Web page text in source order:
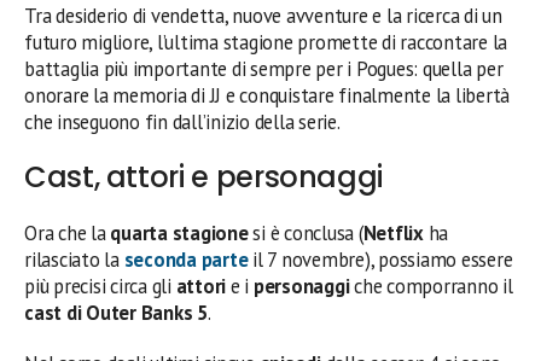
Tra desiderio di vendetta, nuove avventure e la ricerca di un
futuro migliore, l’ultima stagione promette di raccontare la
battaglia più importante di sempre per i Pogues: quella per
onorare la memoria di JJ e conquistare finalmente la libertà
che inseguono fin dall’inizio della serie.
Cast, attori e personaggi
Ora che laquarta stagionesi è conclusa (Netflixha
rilasciato la seconda parteil 7 novembre), possiamo essere
più precisi circa gli attorie i personaggiche comporranno il
cast di Outer Banks 5.